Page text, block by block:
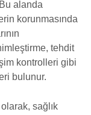
alanda
korunmasında
tehdit
kontrolleri gibi
bulunur.
sağlık